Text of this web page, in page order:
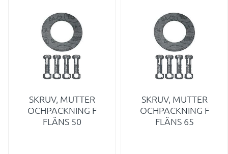
SKRUV, MUTTER
OCHPACKNING F
FLÄNS 50
SKRUV, MUTTER
OCHPACKNING F
FLÄNS 65